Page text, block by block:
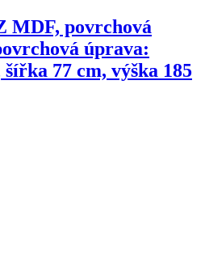
MDF, povrchová
úprava:
77 cm, výška 185